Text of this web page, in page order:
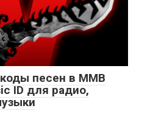
песен в ММВ
ID для радио,